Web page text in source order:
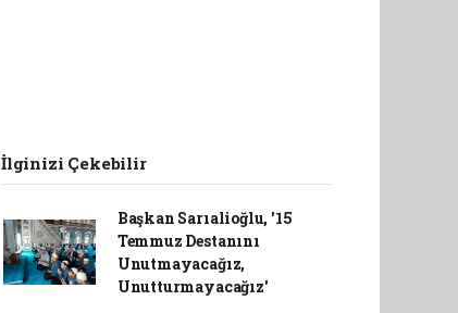
İlginizi Çekebilir
Başkan Sarıalioğlu, '15
Temmuz Destanını
Unutmayacağız,
Unutturmayacağız'